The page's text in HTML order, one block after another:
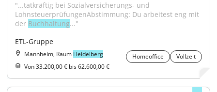
"...tatkräftig bei Sozialversicherungs- und
LohnsteuerprüfungenAbstimmung: Du arbeitest eng mit
der Buchhaltung..."
ETL-Gruppe
Mannheim, Raum Heidelberg Homeoffice
Vollzeit
Von 33.200,00 € bis 62.600,00 €